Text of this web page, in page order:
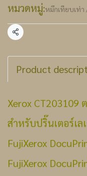
หมวดหมู่:หมึกเทียบเท่า
แชร์
Product
Xerox CT203109
สำหรับปริ๊นเตอร์เล
FujiXerox
FujiXerox